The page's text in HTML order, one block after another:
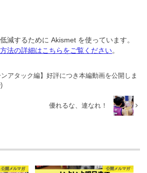
減するために Akismet を使っています。
法の詳細はこちらをご覧ください。
ンアタック編】好評につき本編動画を公開しま
優れるな、連なれ！
公開メルマガ 公開メルマガ